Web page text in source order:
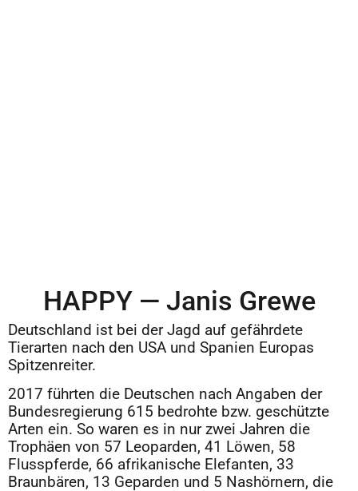
HAPPY — Janis Grewe
Deutschland ist bei der Jagd auf gefährdete
Tierarten nach den USA und Spanien Europas
Spitzenreiter.
2017 führten die Deutschen nach Angaben der
Bundesregierung 615 bedrohte bzw. geschützte
Arten ein. So waren es in nur zwei Jahren die
Trophäen von 57 Leoparden, 41 Löwen, 58
Flusspferde, 66 afrikanische Elefanten, 33
Braunbären, 13 Geparden und 5 Nashörnern, die